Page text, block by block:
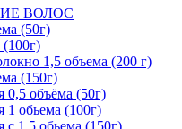
ВОЛОС
(50г)
1,5 объема (200 г)
(150г)
0,5 объёма (50г)
1 обьема (100г)
с 1.5 обьема (150г)